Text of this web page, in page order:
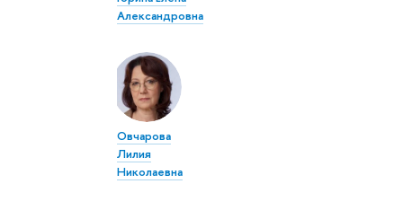
Александровна
Овчарова
Лилия
Николаевна